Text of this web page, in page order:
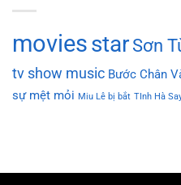
moviesstarSơn
tv show music Bước Chân
sự mệt mỏi Miu Lê bị bắt TInh Hà